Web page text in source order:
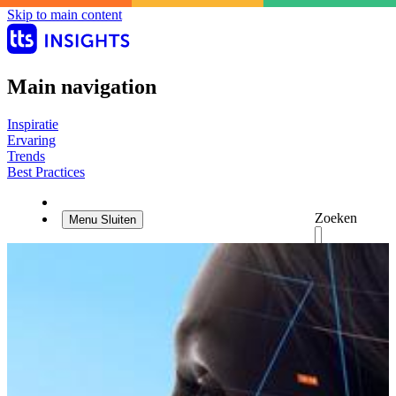
Skip to main content
Main navigation
Inspiratie
Ervaring
Trends
Best Practices
Zoeken
Menu Sluiten